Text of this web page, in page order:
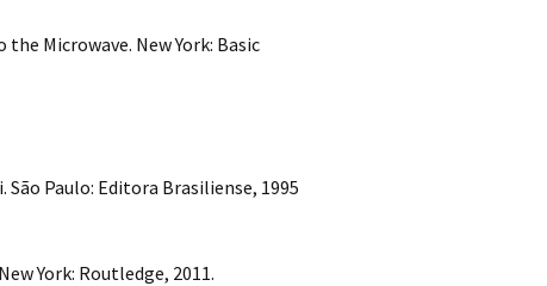
Microwave. New York: Basic
São Paulo: Editora Brasiliense, 1995
York: Routledge, 2011.